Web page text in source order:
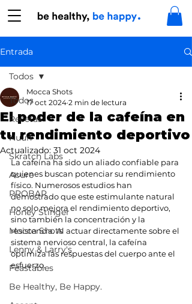
Entrada
Todos
Recetas
Nuun
Skratch Labs
Acure
PROBAR
Honey Stinger
Mocca Shots
Lenny & Larry's
Feastables
Be Healthy, Be Happy.
Todos
El poder de la cafeína en
tu rendimiento deportivo
Mocca Shots
17 oct 2024 2 min de lectura
Actualizado: 31 oct 2024
La cafeína ha sido un aliado confiable para
quienes buscan potenciar su rendimiento
físico. Numerosos estudios han
demostrado que este estimulante natural
no solo mejora el rendimiento deportivo,
sino también la concentración y la
resistencia. Al actuar directamente sobre el
sistema nervioso central, la cafeína
optimiza las respuestas del cuerpo ante el
esfuerzo.